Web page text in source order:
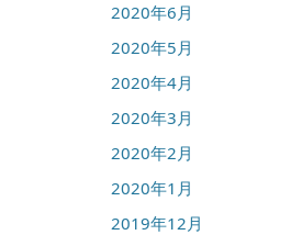
2020年6月
2020年5月
2020年4月
2020年3月
2020年2月
2020年1月
2019年12月